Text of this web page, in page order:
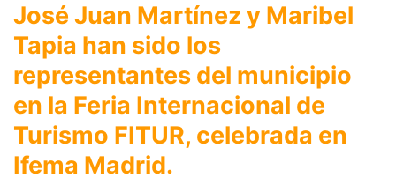
José Juan Martínez y Maribel
Tapia han sido los
representantes del municipio
en la Feria Internacional de
Turismo FITUR, celebrada en
Ifema Madrid.